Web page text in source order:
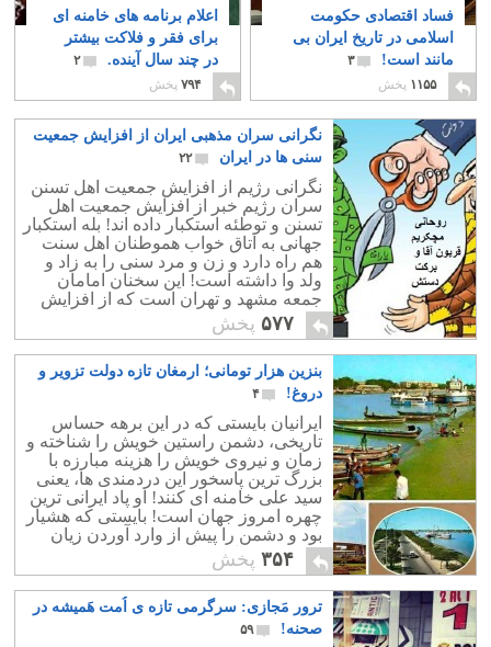
فساد اقتصادی حکومت
اسلامی در تاریخ ایران بی
مانند است!
۳
۱۱۵۵ پخش
اعلام برنامه های خامنه ای
برای فقر و فلاکت بیشتر
در چند سال آینده.
۲
۷۹۴ پخش
نگرانی سران مذهبی ایران از افزایش جمعیت
سنی ها در ایران
۲۲
نگرانی رژیم از افزایش جمعیت اهل تسنن
سران رژیم خبر از افزایش جمعیت اهل
تسنن و توطئه استکبار داده اند! بله استکبار
جهانی به اتاق خواب هموطنان اهل سنت
هم راه دارد و زن و مرد سنی را به زاد و
ولد وا داشته است! این سخنان امامان
جمعه مشهد و تهران است که از افزایش
جمعیت اهل تسنن ابراز ناراحتی کرده اند!
۵۷۷ پخش
بنزین هزار تومانی؛ ارمغان تازه دولت تزویر و
دروغ!
۴
ایرانیان بایستی که در این برهه حساس
تاریخی، دشمن راستین خویش را شناخته و
زمان و نیروی خویش را هزینه مبارزه با
بزرگ ترین پاسخور این دردمندی ها، یعنی
سید علی خامنه ای کنند! او پاد ایرانی ترین
چهره امروز جهان است! بایستی که هشیار
بود و دشمن را پیش از وارد آوردن زیان
های بیشتر، از میدان به در کرد!
۳۵۴ پخش
ترور مَجازی: سرگرمی تازه ی اُمت هَمیشه در
صحنه!
۵۹